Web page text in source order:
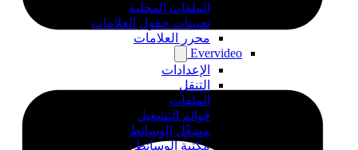
الملفات المحلية
تعيينات حقول العلامات
محرر العلامات
Evervideo
الإعدادات
التنقل
الملفات
قوائم التشغيل
مشغّل الوسائط
مكتبة الوسائط